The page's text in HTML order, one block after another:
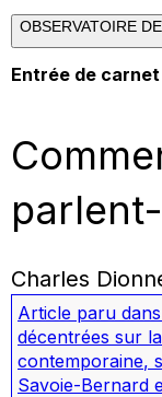
OBSERVATOIRE
Entrée de carnet
Charles
Article paru dans
décentrées sur
contemporaine,
Savoie-Bernard